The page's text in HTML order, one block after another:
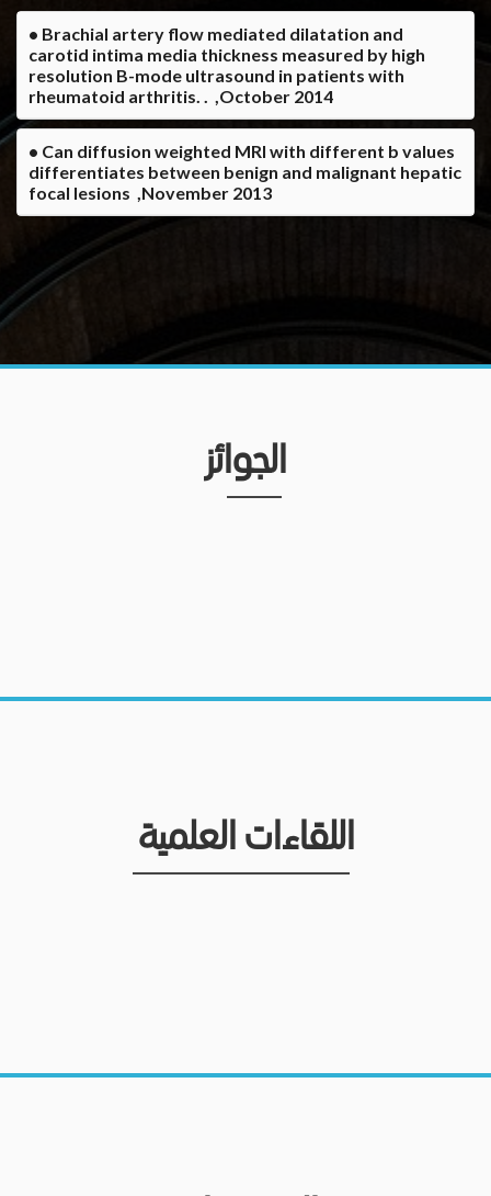
• Brachial artery flow mediated dilatation and
carotid intima media thickness measured by high
resolution B-mode ultrasound in patients with
rheumatoid arthritis. . ,October 2014
• Can diffusion weighted MRI with different b values
differentiates between benign and malignant hepatic
focal lesions ,November 2013
الجوائز
اللقاءات العلمية